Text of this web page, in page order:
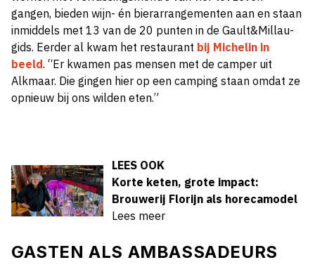
gangen, bieden wijn- én bierarrangementen aan en staan
inmiddels met 13 van de 20 punten in de Gault&Millau-
gids. Eerder al kwam het restaurant bij Michelin in
beeld. “Er kwamen pas mensen met de camper uit
Alkmaar. Die gingen hier op een camping staan omdat ze
opnieuw bij ons wilden eten.”
LEES OOK
Korte keten, grote impact:
Brouwerij Florijn als horecamodel
Lees meer
GASTEN ALS AMBASSADEURS